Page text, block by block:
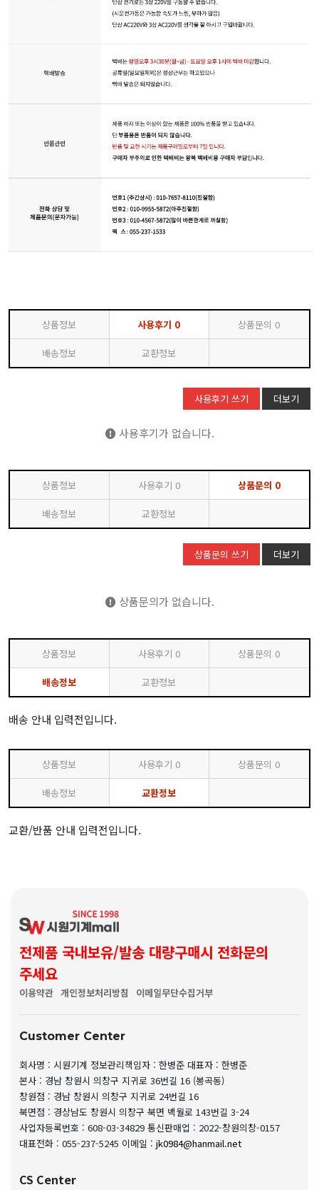
상품정보 사용후기 0 상품문의 0
배송정보 교환정보
사용후기 쓰기 더보기
사용후기가 없습니다.
상품정보 사용후기 0 상품문의 0
배송정보 교환정보
상품문의 쓰기 더보기
상품문의가 없습니다.
상품정보 사용후기 0 상품문의 0
배송정보 교환정보
배송 안내 입력전입니다.
상품정보 사용후기 0 상품문의 0
배송정보 교환정보
교환/반품 안내 입력전입니다.
전제품 국내보유/발송 대량구매시 전화문의
주세요
이용약관 개인정보처리방침 이메일무단수집거부
Customer Center
회사명 : 시원기계 정보관리책임자 : 한병준 대표자 : 한병준
본사 : 경남 창원시 의창구 지귀로 36번길 16 (봉곡동)
창원점 : 경남 창원시 의창구 지귀로 24번길 16
북면점 : 경상남도 창원시 의창구 북면 백월로 143번길 3-24
사업자등록번호 : 608-03-34829 통신판매업 : 2022-창원의창-0157
대표전화 : 055-237-5245 이메일 : jk0984@hanmail.net
CS Center